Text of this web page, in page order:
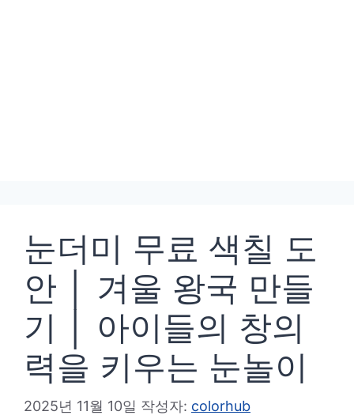
눈더미 무료 색칠 도
안 │ 겨울 왕국 만들
기 │ 아이들의 창의
력을 키우는 눈놀이
2025년 11월 10일 작성자: colorhub